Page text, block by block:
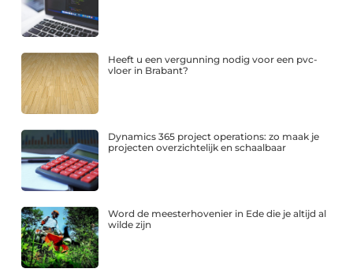
Heeft u een vergunning nodig voor een pvc-
vloer in Brabant?
Dynamics 365 project operations: zo maak je
projecten overzichtelijk en schaalbaar
Word de meesterhovenier in Ede die je altijd al
wilde zijn